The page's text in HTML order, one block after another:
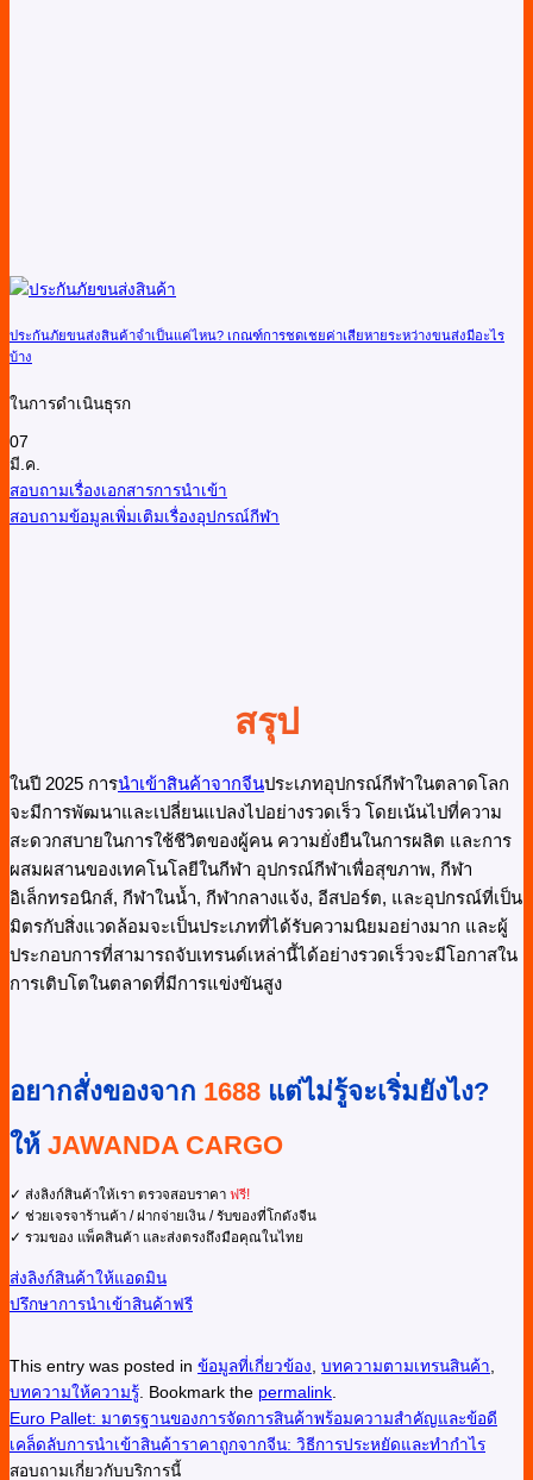
ประกันภัยขนส่งสินค้าจำเป็นแค่ไหน? เกณฑ์การชดเชยค่าเสียหายระหว่างขนส่งมีอะไร
บ้าง
ในการดำเนินธุรก
07
มี.ค.
สอบถามเรื่องเอกสารการนำเข้า
สอบถามข้อมูลเพิ่มเติมเรื่องอุปกรณ์กีฬา
สรุป
ในปี 2025 การนำเข้าสินค้าจากจีนประเภทอุปกรณ์กีฬาในตลาดโลก
จะมีการพัฒนาและเปลี่ยนแปลงไปอย่างรวดเร็ว โดยเน้นไปที่ความ
สะดวกสบายในการใช้ชีวิตของผู้คน ความยั่งยืนในการผลิต และการ
ผสมผสานของเทคโนโลยีในกีฬา อุปกรณ์กีฬาเพื่อสุขภาพ, กีฬา
อิเล็กทรอนิกส์, กีฬาในน้ำ, กีฬากลางแจ้ง, อีสปอร์ต, และอุปกรณ์ที่เป็น
มิตรกับสิ่งแวดล้อมจะเป็นประเภทที่ได้รับความนิยมอย่างมาก และผู้
ประกอบการที่สามารถจับเทรนด์เหล่านี้ได้อย่างรวดเร็วจะมีโอกาสใน
การเติบโตในตลาดที่มีการแข่งขันสูง
อยากสั่งของจาก 1688 แต่ไม่รู้จะเริ่มยังไง?
ให้ JAWANDA CARGO
✓ ส่งลิงก์สินค้าให้เรา ตรวจสอบราคา ฟรี!
✓ ช่วยเจรจาร้านค้า / ฝากจ่ายเงิน / รับของที่โกดังจีน
✓ รวมของ แพ็คสินค้า และส่งตรงถึงมือคุณในไทย
ส่งลิงก์สินค้าให้แอดมิน
ปรึกษาการนำเข้าสินค้าฟรี
This entry was posted in ข้อมูลที่เกี่ยวข้อง บทความตามเทรนสินค้า
บทความให้ความรู้ . Bookmark the permalink
Euro Pallet: มาตรฐานของการจัดการสินค้าพร้อมความสำคัญและข้อดี
เคล็ดลับการนำเข้าสินค้าราคาถูกจากจีน: วิธีการประหยัดและทำกำไร
สอบถามเกี่ยวกับบริการนี้